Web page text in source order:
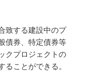
致する建設中のプ
債券、特定債券等
クプロジェクトの
ことができる。